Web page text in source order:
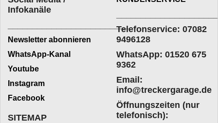
Infokanäle
_________________________
Newsletter abonnieren
WhatsApp-Kanal
Youtube
Instagram
Facebook
Telefonservice: 07082
9496128
WhatsApp: 01520 675
9362
Email:
info@treckergarage.de
Öffnungszeiten (nur
telefonisch):
SITEMAP